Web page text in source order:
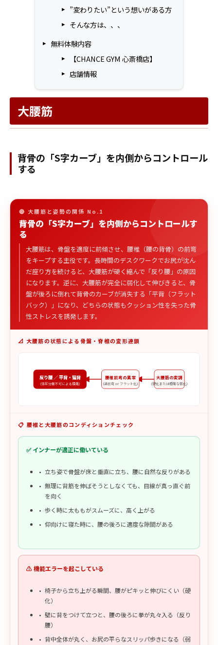
”変わりたい”という想いがある方
そんな方は、、、
無料体験内容
【CHANCE GYM 心斎橋店】
店舗情報
大腰筋
背骨の「S字カーブ」を内側からコントロール
する
🔴 大腰筋と姿勢の関係 No.1
背骨の「S字カーブ」を内側からコントロールす
る
大腰筋は、骨盤を適度に前傾させ、腰椎（腰の背骨）の前弯
をキープする主役です。長時間のデスクワークでお尻が沈ん
だ座り方を続けると、大腰筋が硬く縮んで「反り腰」の原因
になります。逆に、大腰筋が完全に弱化して伸びきると、骨
盤が後ろに倒れて背骨のカーブが消失する「平背（フラット
バック）」になり、どちらの状態もクッション性を失った骨
性ストレスを誘発します。
📐 大腰筋の状態による骨盤・脊椎の変形連鎖
大腰筋の変調
(硬化または極端な弱化)
腰椎前弯の異常
(過前弯 or フラット化)
反り腰 ／ 平背・猫背
(体圧分散不可による腰痛)
📋 腰椎と大腰筋のコンディションチェック
✅ インナーが適正に働いている
立ち姿で骨盤が床と垂直に立ち、腰に自然な反りがある
無理に背筋を伸ばそうとしなくても、目線が真っ直ぐ前
を向く
歩く時に太ももがスムーズに、高く上がる
仰向けに寝た時に、腰の後ろに適度な隙間がある
⚠️ 機能エラーを起こしている
椅子から立ち上がる瞬間、腰がピキッと伸びにくい（硬
化）
壁に背をつけて立つと、腰の後ろに拳が丸々入る（反り
腰）
背中全体が丸く、お尻の平らなスリッパ歩きになる（弱